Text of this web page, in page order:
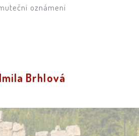
oznámení
Brhlová